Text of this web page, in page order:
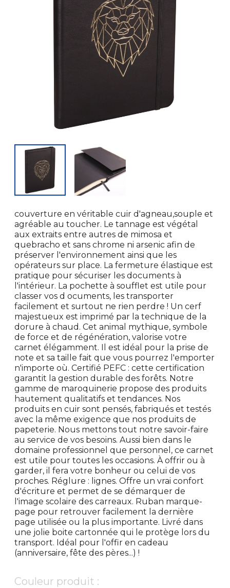
couverture en véritable cuir d'agneau,souple et
agréable au toucher. Le tannage est végétal
aux extraits entre autres de mimosa et
quebracho et sans chrome ni arsenic afin de
préserver l'environnement ainsi que les
opérateurs sur place. La fermeture élastique est
pratique pour sécuriser les documents à
l'intérieur. La pochette à soufflet est utile pour
classer vos d ocuments, les transporter
facilement et surtout ne rien perdre ! Un cerf
majestueux est imprimé par la technique de la
dorure à chaud. Cet animal mythique, symbole
de force et de régénération, valorise votre
carnet élégamment. Il est idéal pour la prise de
note et sa taille fait que vous pourrez l'emporter
n'importe où. Certifié PEFC : cette certification
garantit la gestion durable des forêts. Notre
gamme de maroquinerie propose des produits
hautement qualitatifs et tendances. Nos
produits en cuir sont pensés, fabriqués et testés
avec la même exigence que nos produits de
papeterie. Nous mettons tout notre savoir-faire
au service de vos besoins. Aussi bien dans le
domaine professionnel que personnel, ce carnet
est utile pour toutes les occasions. À offrir ou à
garder, il fera votre bonheur ou celui de vos
proches. Réglure : lignes. Offre un vrai confort
d'écriture et permet de se démarquer de
l'image scolaire des carreaux. Ruban marque-
page pour retrouver facilement la dernière
page utilisée ou la plus importante. Livré dans
une jolie boite cartonnée qui le protège lors du
transport. Idéal pour l'offir en cadeau
(anniversaire, fête des pères...) !
Couleur produit :